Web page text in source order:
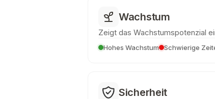
Wachstum
Zeigt das Wachstumspotenzial
Hohes Wachstum Schwierige
Sicherheit